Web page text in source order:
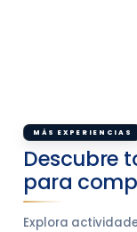
MÁS EXPERIENCIAS
Descubre
para
Explora